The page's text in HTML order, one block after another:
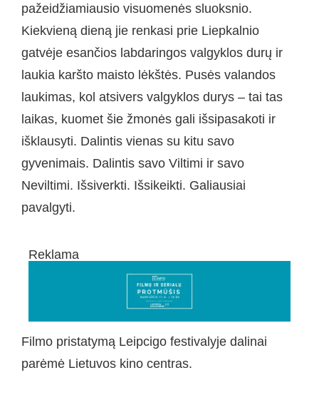
pažeidžiamiausio visuomenės sluoksnio.
Kiekvieną dieną jie renkasi prie Liepkalnio
gatvėje esančios labdaringos valgyklos durų ir
laukia karšto maisto lėkštės. Pusės valandos
laukimas, kol atsivers valgyklos durys – tai tas
laikas, kuomet šie žmonės gali išsipasakoti ir
išklausyti. Dalintis vienas su kitu savo
gyvenimais. Dalintis savo Viltimi ir savo
Neviltimi. Išsiverkti. Išsikeikti. Galiausiai
pavalgyti.
Reklama
Filmo pristatymą Leipcigo festivalyje dalinai
parėmė Lietuvos kino centras.